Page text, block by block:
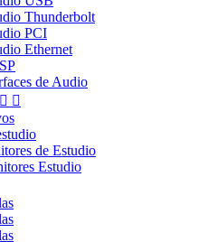
Thunderbolt
PCI
Ethernet
de Audio
 
de Estudio
Estudio